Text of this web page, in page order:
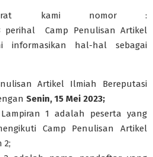
surat kami nomor :
perihal Camp Penulisan Artikel
informasikan hal-hal sebagai
Artikel Ilmiah Bereputasi
Senin, 15 Mei 2023;
1 adalah peserta yang
Camp Penulisan Artikel
2;